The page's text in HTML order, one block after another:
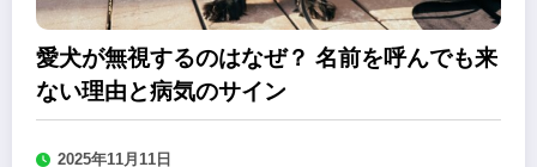
愛犬が無視するのはなぜ？ 名前を呼んでも来
ない理由と病気のサイン
2025年11月11日